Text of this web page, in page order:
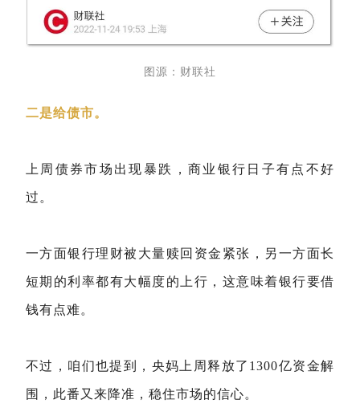
图源：财联社
二是给债市。
上周债券市场出现暴跌，商业银行日子有点不好
过。
一方面银行理财被大量赎回资金紧张，另一方面长
短期的利率都有大幅度的上行，这意味着银行要借
钱有点难。
不过，咱们也提到，央妈上周释放了1300亿资金解
围，此番又来降准，稳住市场的信心。